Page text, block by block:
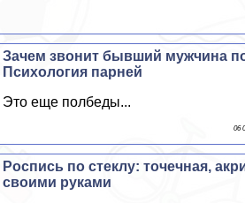
Зачем звонит бывший мужчина
Психология парней
Это еще полбеды...
06
Роспись по стеклу: точечная,
своими руками